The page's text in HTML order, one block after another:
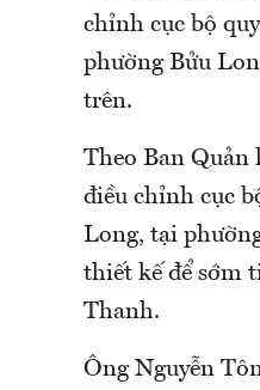
chỉnh cục bộ
phường Bửu
trên.
Theo Ban Quản
điều chỉnh cục
Long, tại
thiết kế để sớm
Thanh.
Ông Nguyễn